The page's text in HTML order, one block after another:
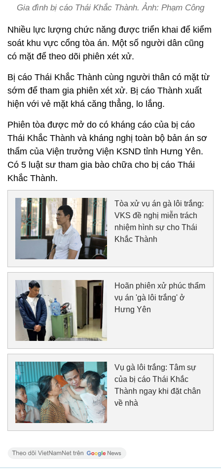
Gia đình bị cáo Thái Khắc Thành. Ảnh: Phạm Công
Nhiều lực lượng chức năng được triển khai để kiểm
soát khu vực cổng tòa án. Một số người dân cũng
có mặt để theo dõi phiên xét xử.
Bị cáo Thái Khắc Thành cùng người thân có mặt từ
sớm để tham gia phiên xét xử. Bị cáo Thành xuất
hiện với vẻ mặt khá căng thẳng, lo lắng.
Phiên tòa được mở do có kháng cáo của bị cáo
Thái Khắc Thành và kháng nghị toàn bộ bản án sơ
thẩm của Viện trưởng Viện KSND tỉnh Hưng Yên.
Có 5 luật sư tham gia bào chữa cho bị cáo Thái
Khắc Thành.
Tòa xử vụ án gà lôi trắng:
VKS đề nghị miễn trách
nhiệm hình sự cho Thái
Khắc Thành
Hoãn phiên xử phúc thẩm
vụ án 'gà lôi trắng' ở
Hưng Yên
Vụ gà lôi trắng: Tâm sự
của bị cáo Thái Khắc
Thành ngay khi đặt chân
về nhà